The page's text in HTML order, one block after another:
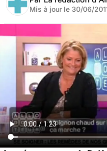
Mis à jour le 30/06/